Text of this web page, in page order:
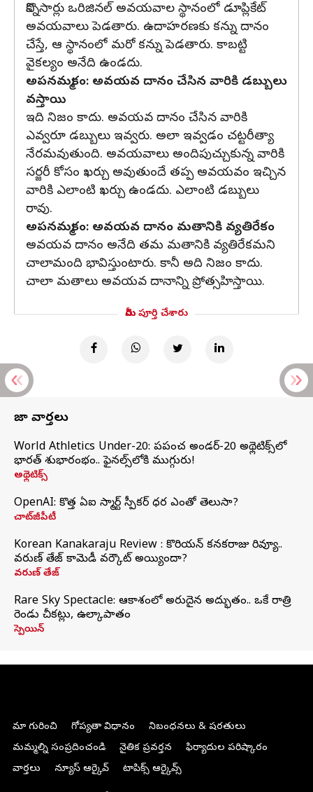
కొన్నిసార్లు ఒరిజినల్ అవయవాల స్థానంలో డూప్లికేట్
అవయవాలు పెడతారు. ఉదాహరణకు కన్ను దానం
చేస్తే, ఆ స్థానంలో మరో కన్ను పెడతారు. కాబట్టి
వైకల్యం అనేది ఉండదు.
అపనమ్మకం: అవయవ దానం చేసిన వారికి డబ్బులు
వస్తాయి
ఇది నిజం కాదు. అవయవ దానం చేసిన వారికి
ఎవ్వరూ డబ్బులు ఇవ్వరు. అలా ఇవ్వడం చట్టరీత్యా
నేరమవుతుంది. అవయవాలు అందిపుచ్చుకున్న వారికి
సర్జరీ కోసం ఖర్చు అవుతుందే తప్ప అవయవం ఇచ్చిన
వారికి ఎలాంటి ఖర్చు ఉండదు. ఎలాంటి డబ్బులు
రావు.
అపనమ్మకం: అవయవ దానం మతానికి వ్యతిరేకం
అవయవ దానం అనేది తమ మతానికి వ్యతిరేకమని
చాలామంది భావిస్తుంటారు. కానీ అది నిజం కాదు.
చాలా మతాలు అవయవ దానాన్ని ప్రోత్సహిస్తాయి.
మీరు పూర్తి చేశారు
తాజా వార్తలు
World Athletics Under-20: ప్రపంచ అండర్-20 అథ్లెటిక్స్‌లో
భారత్‌ శుభారంభం.. ఫైనల్స్‌లోకి ముగ్గురు!
అథ్లెటిక్స్
OpenAI: కొత్త ఏఐ స్మార్ట్ స్పీకర్ ధర ఎంతో తెలుసా?
చాట్‌జీపీటీ
Korean Kanakaraju Review : కొరియన్ కనకరాజు రివ్యూ..
వరుణ్ తేజ్ కామెడీ వర్కౌట్ అయ్యిందా?
వరుణ్ తేజ్
Rare Sky Spectacle: ఆకాశంలో అరుదైన అద్భుతం.. ఒకే రాత్రి
రెండు చీకట్లు, ఉల్కాపాతం
స్పెయిన్
మా గురించి గోప్యతా విధానం
నిబంధనలు & షరతులు
మమ్మల్ని సంప్రదించండి
నైతిక ప్రవర్తన
ఫిర్యాదుల పరిష్కారం
వార్తలు
న్యూస్ ఆర్కైవ్ టాపిక్స్ ఆర్కైవ్స్